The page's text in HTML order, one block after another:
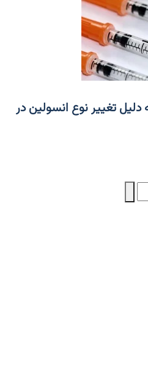
دلیل تغییر نوع انسولین در